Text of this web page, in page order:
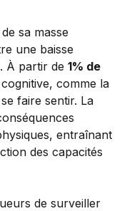
sa masse
une baisse
À partir de 1% de
comme la
faire sentir. La
entraînant
des capacités
de surveiller